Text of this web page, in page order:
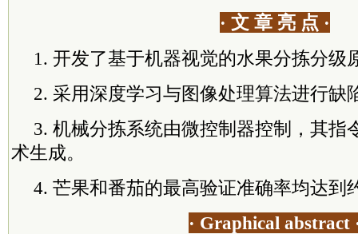
· 文 章 亮 点 ·
1. 开发了基于机器视觉的水果分拣分级
2. 采用深度学习与图像处理算法进行缺
3. 机械分拣系统由微控制器控制，其指
术生成。
4. 芒果和番茄的最高验证准确率均达到
· Graphical abstract